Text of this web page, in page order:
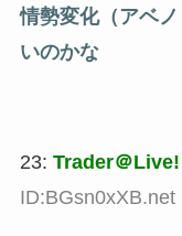
情勢変化（アベ
いのかな
23: Trader＠Live!
ID:BGsn0xXB.net